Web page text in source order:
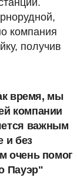
компания
получив
время, мы
компании
важным
и без
очень помог
Пауэр"